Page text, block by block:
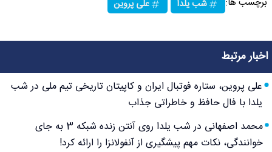
شب یلدا علی پروین
اخبار مرتبط
علی پروین، ستاره فوتبال ایران و کاپیتان تاریخی تیم ملی در شب
یلدا با فال حافظ و خاطراتی جذاب
محمد اصفهانی در شب یلدا روی آنتن زنده شبکه 3 به جای
خوانندگی، نکات مهم پیشگیری از آنفولانزا را ارائه کرد!